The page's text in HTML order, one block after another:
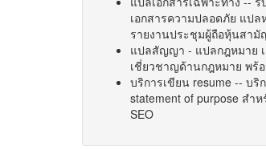
เอกสารความปลอดภัย แป
รายงานประชุมผู้ถือหุ้นสามั
แปลสัญญา - แปลกฎหมาย
เชี่ยวชาญด้านกฎหมาย พร้อ
บริการเขียน resume -- บริ
statement of purpose สำ
SEO